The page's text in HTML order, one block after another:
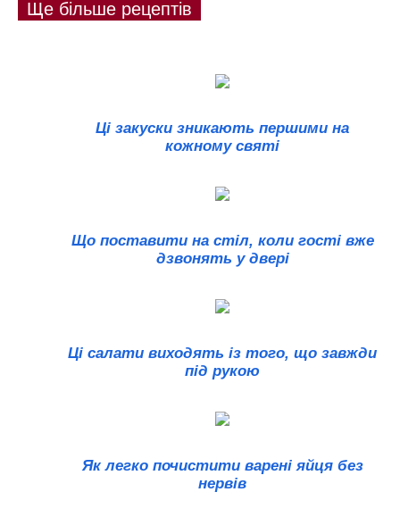
Ще більше рецептів
Ці закуски зникають першими на
кожному святі
Що поставити на стіл, коли гості вже
дзвонять у двері
Ці салати виходять із того, що завжди
під рукою
Як легко почистити варені яйця без
нервів